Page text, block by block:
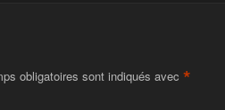
obligatoires sont indiqués avec *